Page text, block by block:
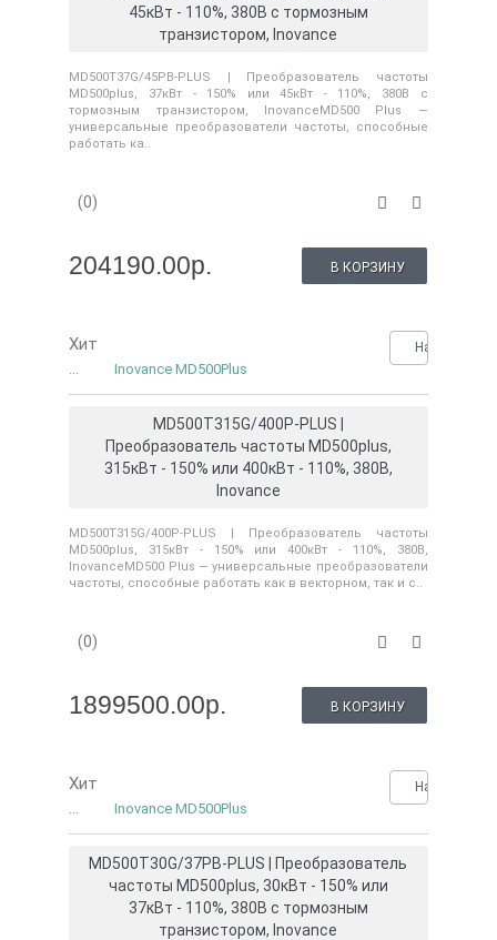
45кВт - 110%, 380В с тормозным
транзистором, Inovance
MD500T37G/45PB-PLUS | Преобразователь частоты
MD500plus, 37кВт - 150% или 45кВт - 110%, 380В с
тормозным транзистором, InovanceMD500 Plus —
универсальные преобразователи частоты, способные
работать ка..
(0)
204190.00р. В КОРЗИНУ
Хит Нашли
... Inovance MD500Plus
MD500T315G/400P-PLUS |
Преобразователь частоты MD500plus,
315кВт - 150% или 400кВт - 110%, 380В,
Inovance
MD500T315G/400P-PLUS | Преобразователь частоты
MD500plus, 315кВт - 150% или 400кВт - 110%, 380В,
InovanceMD500 Plus — универсальные преобразователи
частоты, способные работать как в векторном, так и с..
(0)
1899500.00р. В КОРЗИНУ
Хит Нашли
... Inovance MD500Plus
MD500T30G/37PB-PLUS | Преобразователь
частоты MD500plus, 30кВт - 150% или
37кВт - 110%, 380В с тормозным
транзистором, Inovance